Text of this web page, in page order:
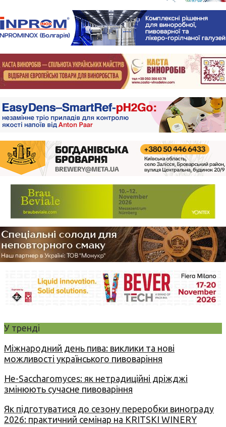
У тренді
Міжнародний день пива: виклики та нові
можливості українського пивоваріння
Не-Saccharomyces: як нетрадиційні дріжджі
змінюють сучасне пивоваріння
Як підготуватися до сезону переробки винограду
2026: практичний семінар на KRITSKI WINERY